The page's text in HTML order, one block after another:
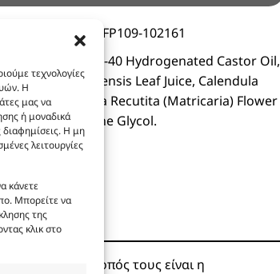
τεχνολογίες
Η
μας να
ή μοναδικά
διαφημίσεις. Η μη
λειτουργίες
κάνετε
Μπορείτε να
της
κλικ στο
προϊόντος :
FP109-102161
Denat, PEG-40 Hydrogenated Castor Oil,
Aloe Barbadensis Leaf Juice, Calendula
Chamomila Recutita (Matricaria) Flower
Extract, Propylene Glycol.
προϊόν. Σκοπός τους είναι η